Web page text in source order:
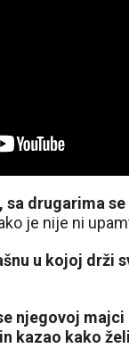
sa drugarima
je nije ni
u kojoj drži
njegovoj
kazao kako